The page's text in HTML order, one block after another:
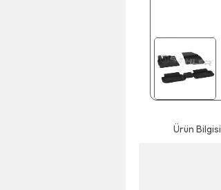
Ürün Bilgisi